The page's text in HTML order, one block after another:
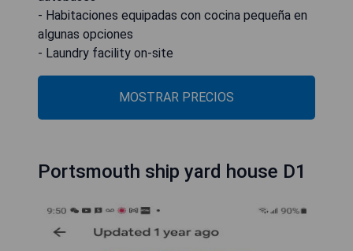
- Habitaciones equipadas con cocina pequeña en
algunas opciones
- Laundry facility on-site
MOSTRAR PRECIOS
Portsmouth ship yard house D1